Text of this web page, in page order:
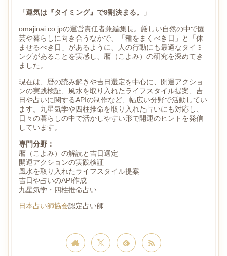
「運気は『タイミング』で9割決まる。」
omajinai.co.jpの運営責任者兼編集長。厳しい自然の中で園
芸や暮らしに向き合うなかで、「種をまくべき日」と「休
ませるべき日」があるように、人の行動にも最適なタイミ
ングがあることを実感し、暦（こよみ）の研究を深めてき
ました。
現在は、暦の読み解きや吉日選定を中心に、開運アクショ
ンの実践検証、風水を取り入れたライフスタイル提案、吉
日や占いに関するAPIの制作など、幅広い分野で活動してい
ます。九星気学や四柱推命を取り入れた占いにも対応し、
日々の暮らしの中で活かしやすい形で開運のヒントを発信
しています。
専門分野：
暦（こよみ）の解読と吉日選定
開運アクションの実践検証
風水を取り入れたライフスタイル提案
吉日や占いのAPI作成
九星気学・四柱推命占い
日本占い師協会認定占い師